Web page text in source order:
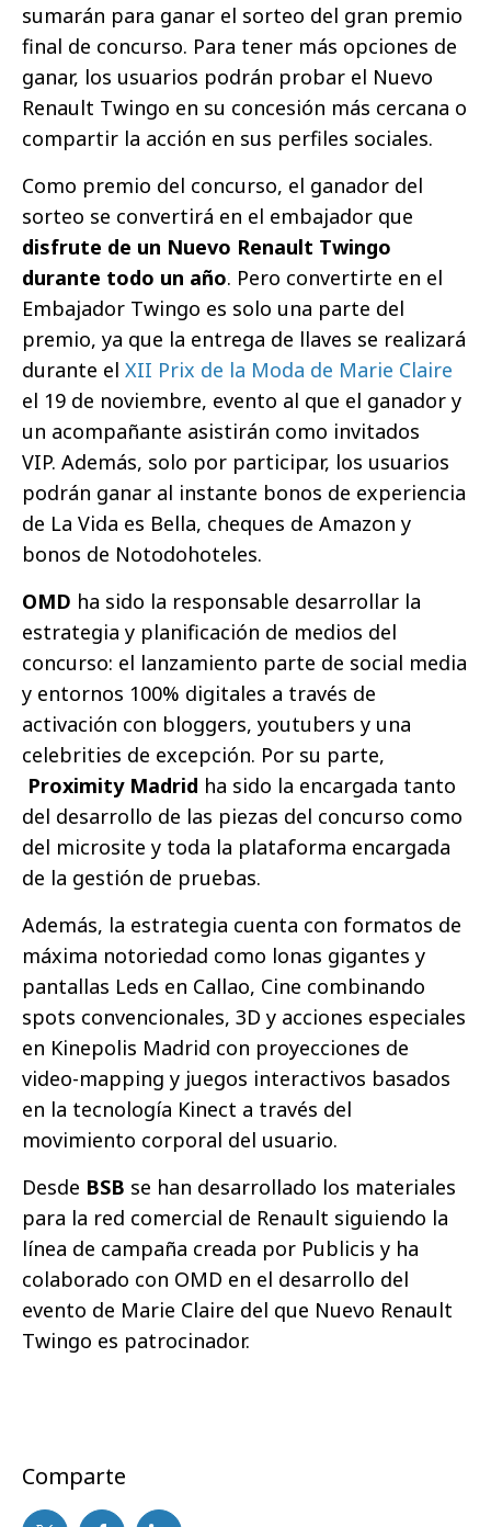
sumarán para ganar el sorteo del gran premio
final de concurso. Para tener más opciones de
ganar, los usuarios podrán probar el Nuevo
Renault Twingo en su concesión más cercana o
compartir la acción en sus perfiles sociales.
Como premio del concurso, el ganador del
sorteo se convertirá en el embajador que
disfrute de un Nuevo Renault Twingo
durante todo un año. Pero convertirte en el
Embajador Twingo es solo una parte del
premio, ya que la entrega de llaves se realizará
durante el XII Prix de la Moda de Marie Claire
el 19 de noviembre, evento al que el ganador y
un acompañante asistirán como invitados
VIP. Además, solo por participar, los usuarios
podrán ganar al instante bonos de experiencia
de La Vida es Bella, cheques de Amazon y
bonos de Notodohoteles.
OMD ha sido la responsable desarrollar la
estrategia y planificación de medios del
concurso: el lanzamiento parte de social media
y entornos 100% digitales a través de
activación con bloggers, youtubers y una
celebrities de excepción. Por su parte,
Proximity Madrid ha sido la encargada tanto
del desarrollo de las piezas del concurso como
del microsite y toda la plataforma encargada
de la gestión de pruebas.
Además, la estrategia cuenta con formatos de
máxima notoriedad como lonas gigantes y
pantallas Leds en Callao, Cine combinando
spots convencionales, 3D y acciones especiales
en Kinepolis Madrid con proyecciones de
video-mapping y juegos interactivos basados
en la tecnología Kinect a través del
movimiento corporal del usuario.
Desde BSB se han desarrollado los materiales
para la red comercial de Renault siguiendo la
línea de campaña creada por Publicis y ha
colaborado con OMD en el desarrollo del
evento de Marie Claire del que Nuevo Renault
Twingo es patrocinador.
Comparte